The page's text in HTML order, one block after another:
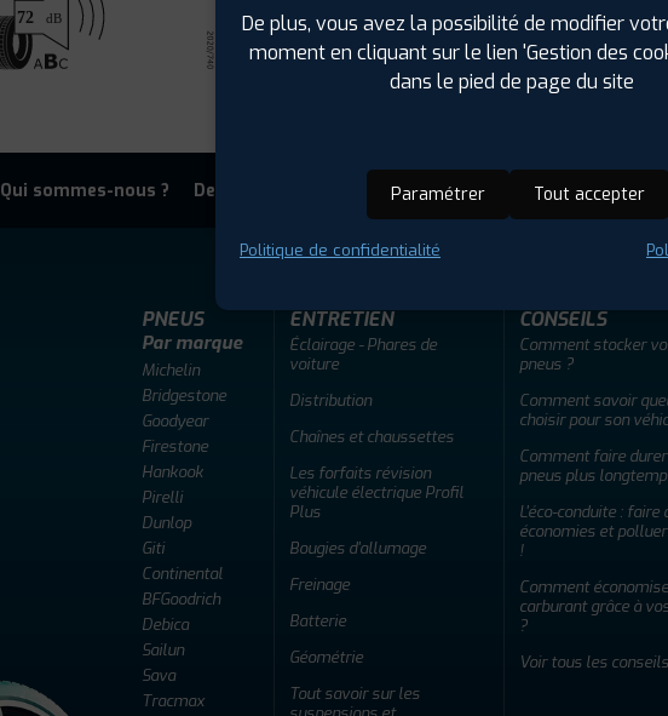
Qui sommes-nous ? Devenir adherent Offres d'emploi FAQ
PNEUS
Par marque
Michelin
Bridgestone
Goodyear
Firestone
Hankook
Pirelli
Dunlop
Giti
Continental
BFGoodrich
Debica
Sailun
Sava
Tracmax
ENTRETIEN
Éclairage - Phares de
voiture
Distribution
Chaînes et chaussettes
Les forfaits révision
véhicule électrique Profil
Plus
Bougies d'allumage
Freinage
Batterie
Géométrie
Tout savoir sur les
CONSEILS
Comment stocker
pneus ?
Comment savoir
choisir pour son
Comment faire
pneus plus
L'éco-conduite : faire
économies et
!
Comment
carburant grâce à
?
Voir tous les conseils
De plus, vous avez la possibilité de modifier
moment en cliquant sur le lien 'Gestion des
dans le pied de page du site
Paramétrer Tout accepter
Politique de confidentialité